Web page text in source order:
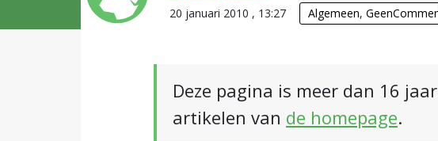
20 januari 2010 , 13:27 Algemeen,
Deze pagina is meer dan 16
artikelen van de homepage.